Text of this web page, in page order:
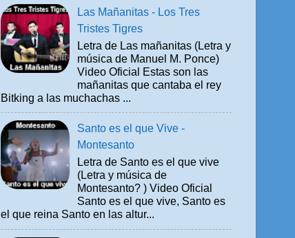
Las Mañanitas - Los Tres
Tristes Tigres
Letra de Las mañanitas (Letra y
música de Manuel M. Ponce)
Video Oficial Estas son las
mañanitas que cantaba el rey
Bitking a las muchachas ...
Santo es el que Vive -
Montesanto
Letra de Santo es el que vive
(Letra y música de
Montesanto? ) Video Oficial
Santo es el que vive, Santo es
el que reina Santo en las altur...